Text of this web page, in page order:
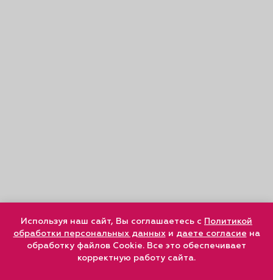
Используя наш сайт, Вы соглашаетесь с Политикой
обработки персональных данныхи даете согласие на
обработку файлов Cookie. Все это обеспечивает
корректную работу сайта.